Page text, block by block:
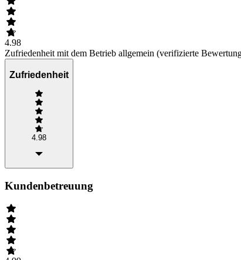
4.98
Zufriedenheit mit dem Betrieb allgemein (verifizierte
Zufriedenheit
4.98
Kundenbetreuung